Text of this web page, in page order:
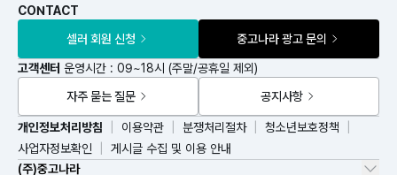
CONTACT
셀러 회원 신청
중고나라 광고 문의
고객센터 운영시간 : 09~18시 (주말/공휴일 제외)
자주 묻는 질문
공지사항
(주)중고나라
개인정보처리방침 이용약관 분쟁처리절차
청소년보호정책
사업자정보확인
게시글 수집 및 이용 안내